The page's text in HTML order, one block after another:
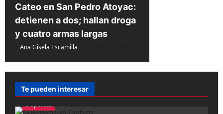
Cateo en San Pedro Atoyac:
detienen a dos; hallan droga
y cuatro armas largas
Ana Gisela Escamilla
Te pueden interesar
Deportes